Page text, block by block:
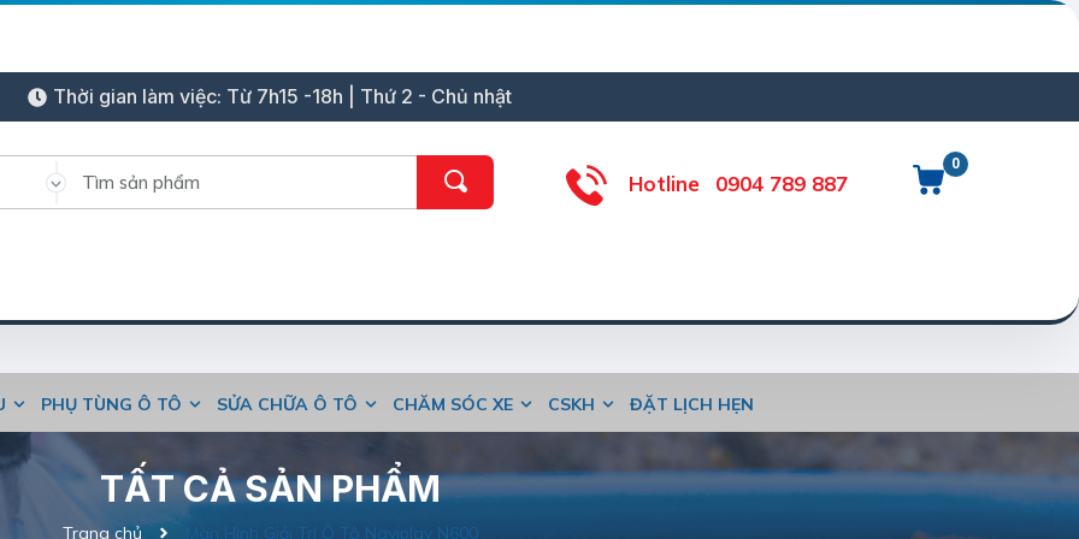
Thời gian làm việc: Từ 7h15 -18h | Thứ 2 - Chủ nhật
0
Hotline 0904 789 887
PHỤ TÙNG Ô TÔ SỬA CHỮA Ô TÔ CHĂM SÓC XE CSKH ĐẶT LỊCH HẸN
TẤT CẢ SẢN PHẨM
Trang chủ Màn Hình Giải Trí Ô Tô Naviplay N600